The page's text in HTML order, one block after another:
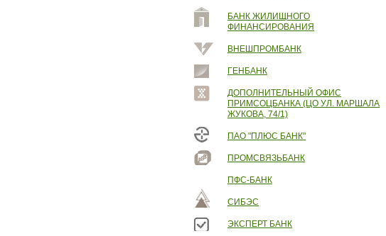
БАНК ЖИЛИЩНОГО
ФИНАНСИРОВАНИЯ
ВНЕШПРОМБАНК
ГЕНБАНК
ДОПОЛНИТЕЛЬНЫЙ ОФИС
ПРИМСОЦБАНКА (ЦО УЛ. МАРШАЛА
ЖУКОВА, 74/1)
ПАО "ПЛЮС БАНК"
ПРОМСВЯЗЬБАНК
ПФС-БАНК
СИБЭС
ЭКСПЕРТ БАНК